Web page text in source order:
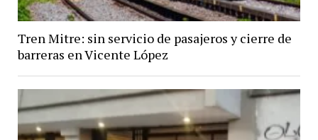
Tren Mitre: sin servicio de pasajeros y cierre de
barreras en Vicente López